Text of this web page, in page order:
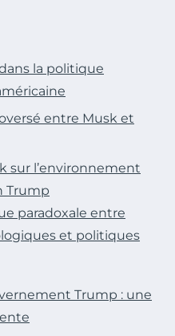
la politique
entre Musk et
sur l’environnement
Trump
paradoxale entre
et politiques
Trump : une